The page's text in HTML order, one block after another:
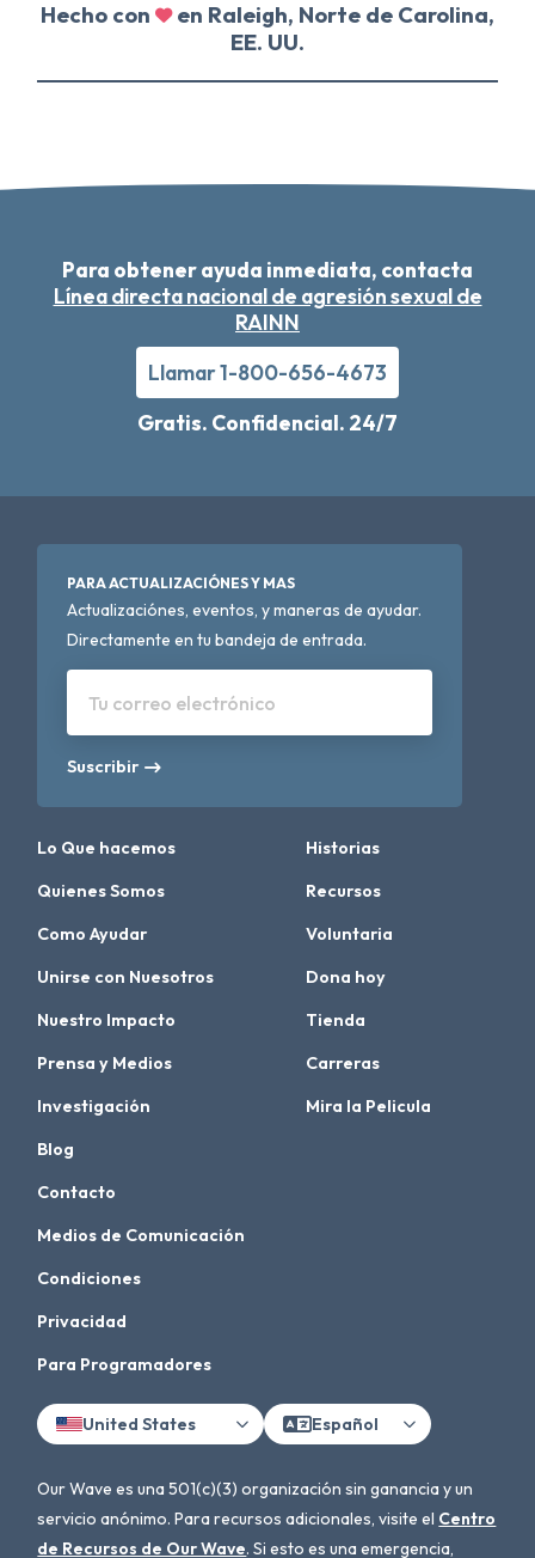
Hecho con
en Raleigh, Norte de Carolina,
EE. UU.
Para obtener ayuda inmediata, contacta
Línea directa nacional de agresión sexual de
RAINN
Llamar 1-800-656-4673
Gratis. Confidencial. 24/7
PARA ACTUALIZACIÓNES Y MAS
Actualizaciónes, eventos, y maneras de ayudar.
Directamente en tu bandeja de entrada.
Tu correo electrónico
Suscribir
Lo Que hacemos
Quienes Somos
Como Ayudar
Unirse con Nuesotros
Nuestro Impacto
Prensa y Medios
Investigación
Historias
Recursos
Voluntaria
Dona hoy
Tienda
Carreras
Mira la Pelicula
Blog
Contacto
Medios de Comunicación
Condiciones
Privacidad
Para Programadores
United States Español
Our Wave es una 501(c)(3) organización sin ganancia y un
servicio anónimo. Para recursos adicionales, visite el Centro
de Recursos de Our Wave. Si esto es una emergencia,